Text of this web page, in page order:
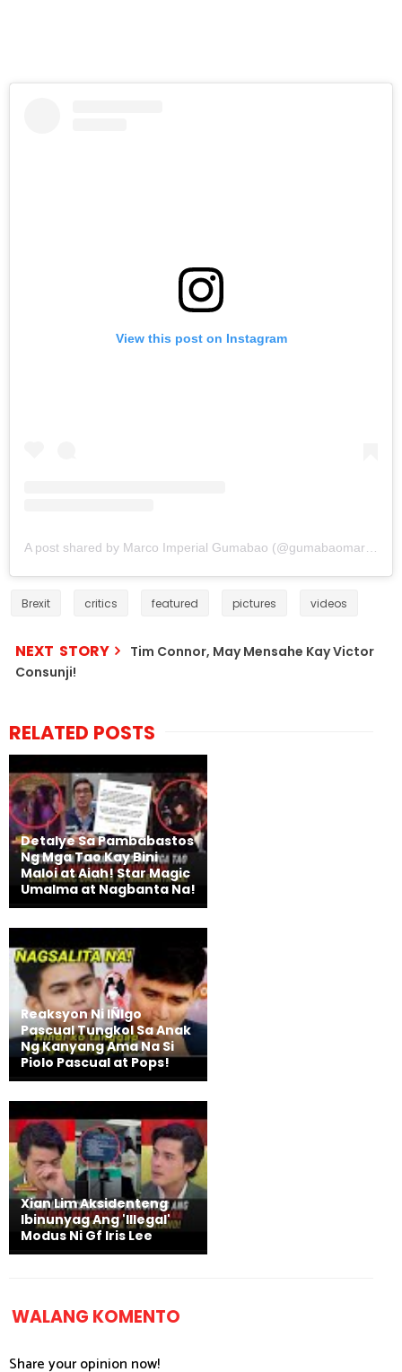
View this post on Instagram
A post shared by Marco Imperial Gumabao (@gumabaomarco)
Brexit critics featured pictures videos
NEXT STORY
Tim Connor, May Mensahe Kay Victor
Consunji!
RELATED POSTS
Detalye Sa Pambabastos
Ng Mga Tao Kay Bini
Maloi at Aiah! Star Magic
Umalma at Nagbanta Na!
Reaksyon Ni IÑIgo
Pascual Tungkol Sa Anak
Ng Kanyang Ama Na Si
Piolo Pascual at Pops!
Xian Lim Aksidenteng
Ibinunyag Ang 'Illegal'
Modus Ni Gf Iris Lee
WALANG KOMENTO
Share your opinion now!